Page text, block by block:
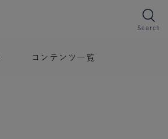
Search
コンテンツ一覧